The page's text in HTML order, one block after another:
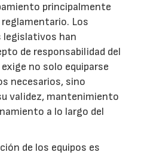
principalmente
Los
legislativos han
de responsabilidad del
no solo equiparse
necesarios, sino
validez, mantenimiento
a lo largo del
de los equipos es